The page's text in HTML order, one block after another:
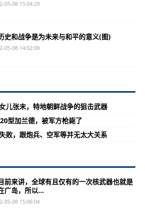
05-08 15:04:29
史和战争是为未来与和平的意义(图)
05-08 14:02:09
儿张末，特地朝鲜战争的狙击武器
型加兰德，被军方枪毙了
败，跟炮兵、空军等并无太大关系
前来讲，全球有且仅有的一次核武器也就是
广岛，所以...
05-08 15:06:04